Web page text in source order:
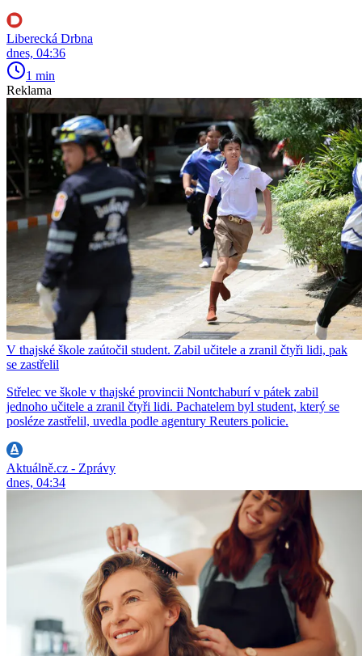
Liberecká Drbna
dnes, 04:36
1 min
Reklama
V thajské škole zaútočil student. Zabil učitele a zranil čtyři lidi, pak
se zastřelil
Střelec ve škole v thajské provincii Nontchaburí v pátek zabil
jednoho učitele a zranil čtyři lidi. Pachatelem byl student, který se
posléze zastřelil, uvedla podle agentury Reuters policie.
Aktuálně.cz - Zprávy
dnes, 04:34